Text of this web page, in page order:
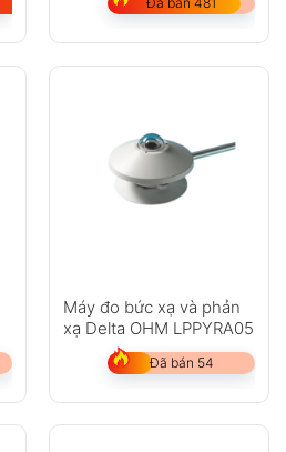
Máy đo bức xạ và phản
xạ Delta OHM LPPYRA05
Đã bán 54